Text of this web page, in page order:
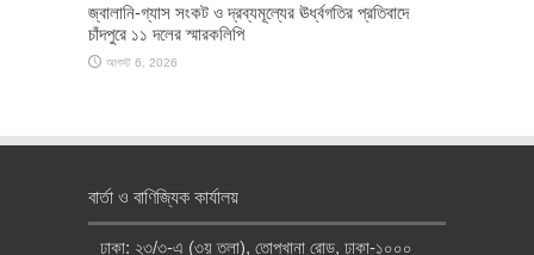
জ্বালানি-গ্যাস সংকট ও দ্রব্যমূল্যের ঊর্ধ্বগতির প্রতিবাদে
চাঁদপুরে ১১ দলের স্মারকলিপি
আগস্ট 6, 2026
বার্তা ও বাণিজ্যিক কার্যালয়
ঢাকা: ২৩/৩-এ (৩য় তলা), তোপখানা রোড, ঢাকা-১০০০